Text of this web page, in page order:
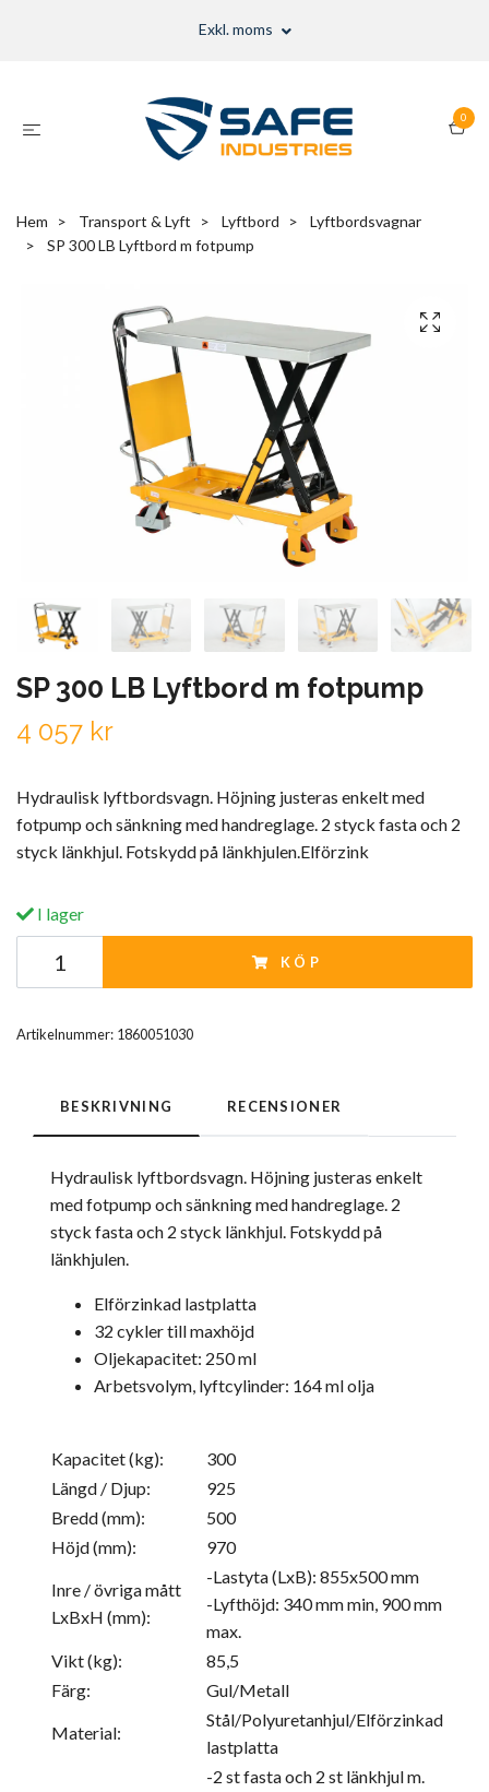
Exkl. moms
0
Hem Transport & Lyft Lyftbord
Lyftbordsvagnar
SP 300 LB Lyftbord m fotpump
SP 300 LB Lyftbord m fotpump
4 057 kr
Hydraulisk lyftbordsvagn. Höjning justeras enkelt med
fotpump och sänkning med handreglage. 2 styck fasta och 2
styck länkhjul. Fotskydd på länkhjulen.Elförzink
I lager
KÖP
Artikelnummer: 1860051030
BESKRIVNING RECENSIONER
Hydraulisk lyftbordsvagn. Höjning justeras enkelt
med fotpump och sänkning med handreglage. 2
styck fasta och 2 styck länkhjul. Fotskydd på
länkhjulen.
Elförzinkad lastplatta
32 cykler till maxhöjd
Oljekapacitet: 250 ml
Arbetsvolym, lyftcylinder: 164 ml olja
Kapacitet (kg):
300
Längd / Djup:
925
Bredd (mm):
500
Höjd (mm):
970
Inre / övriga mått
LxBxH (mm):
-Lastyta (LxB): 855x500 mm
-Lyfthöjd: 340 mm min, 900 mm
max.
Vikt (kg):
85,5
Färg:
Gul/Metall
Material:
Stål/Polyuretanhjul/Elförzinkad
lastplatta
-2 st fasta och 2 st länkhjul m.